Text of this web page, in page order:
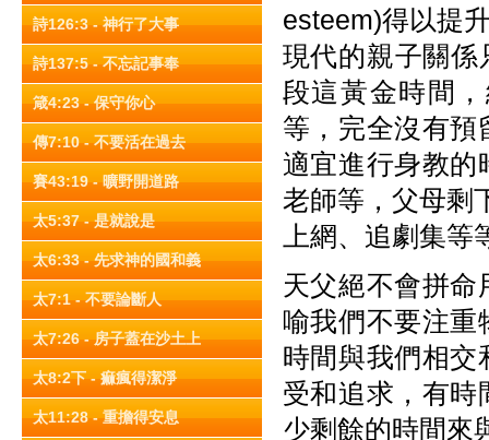
詩126:3 - 神行了大事
詩137:5 - 不忘記事奉
箴4:23 - 保守你心
傳7:10 - 不要活在過去
賽43:19 - 曠野開道路
太5:37 - 是就說是
太6:33 - 先求神的國和義
太7:1 - 不要論斷人
太7:26 - 房子蓋在沙土上
太8:2下 - 痲瘋得潔淨
太11:28 - 重擔得安息
esteem)得以提
現代的親子關係
段這黃金時間
等，完全沒有預
適宜進行身教的
老師等，父母剩
上網、追劇集
天父絕不會拼
喻我們不要注重
時間與我們相交
受和追求，有時
少剩餘的時間來